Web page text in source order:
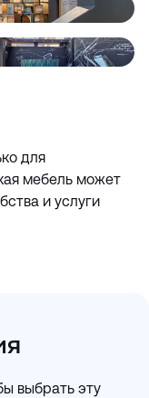
для
мебель может
и услуги
выбрать эту